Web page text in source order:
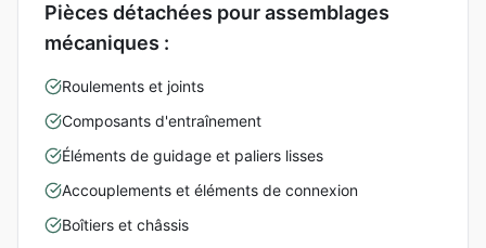
Pièces détachées pour assemblages
mécaniques :
Roulements et joints
Composants d'entraînement
Éléments de guidage et paliers lisses
Accouplements et éléments de connexion
Boîtiers et châssis